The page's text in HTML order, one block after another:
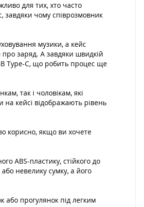
для тих, хто часто
завдяки чому співрозмовник
музики, а кейс
заряд. А завдяки швидкій
Type-C, що робить процес ще
так і чоловікам, які
на кейсі відображають рівень
корисно, якщо ви хочете
ABS-пластику, стійкого до
невелику сумку, а його
або прогулянок під легким